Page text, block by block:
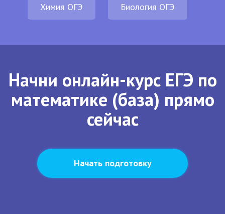
Химия ОГЭ Биология ОГЭ
Начни онлайн-курс ЕГЭ по
математике (база) прямо
сейчас
Начать подготовку